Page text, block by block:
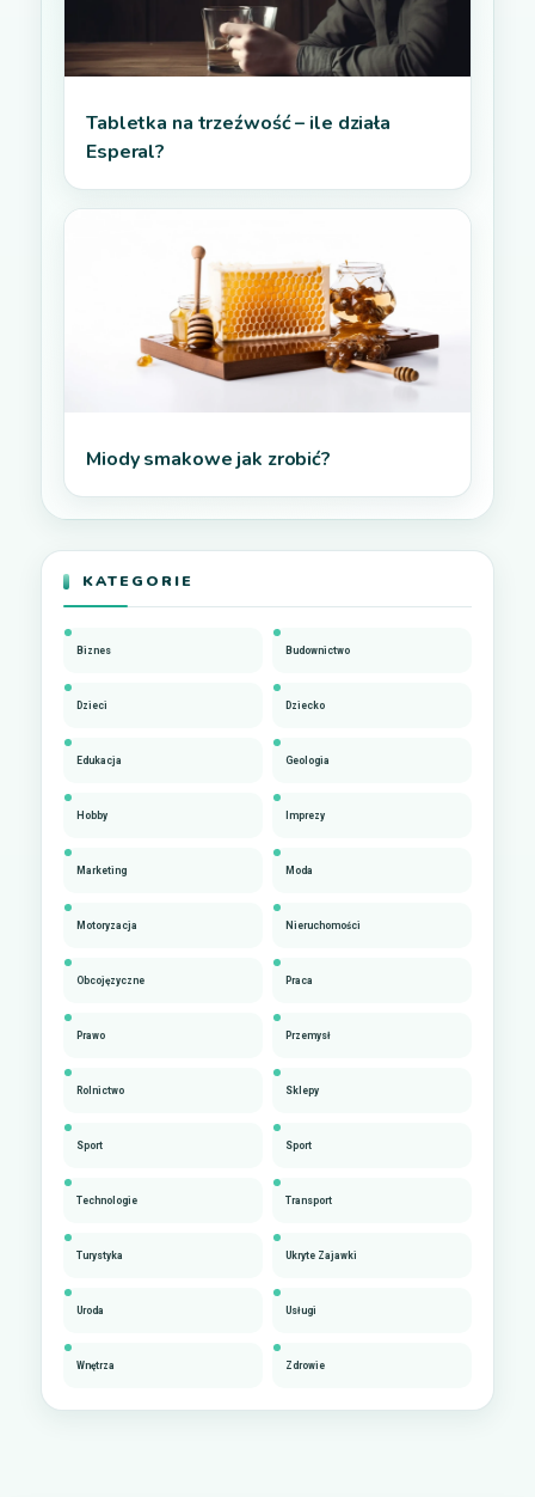
Tabletka na trzeźwość – ile działa
Esperal?
Miody smakowe jak zrobić?
KATEGORIE
Biznes Budownictwo
Dzieci Dziecko
Edukacja Geologia
Hobby Imprezy
Marketing Moda
Motoryzacja Nieruchomości
Obcojęzyczne Praca
Prawo Przemysł
Rolnictwo Sklepy
Sport Sport
Technologie Transport
Turystyka Ukryte Zajawki
Uroda Usługi
Wnętrza Zdrowie